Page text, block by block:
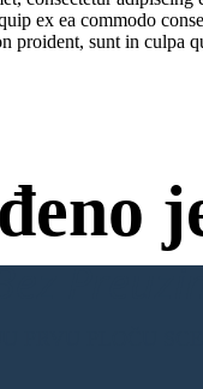
ex ea commodo
proident, sunt in culpa